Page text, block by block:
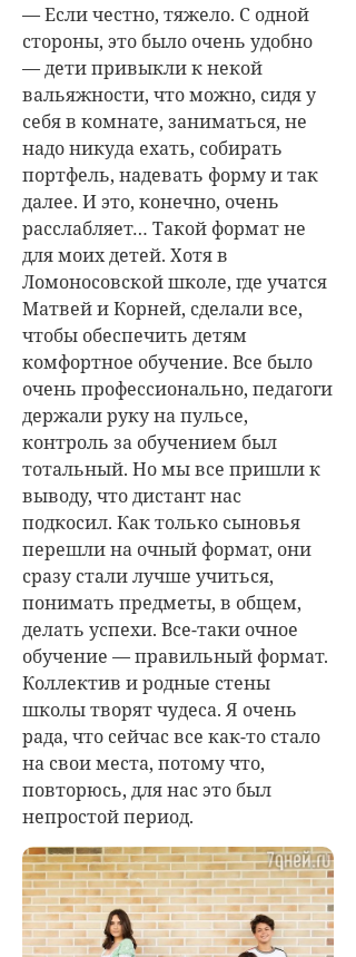
— Если честно, тяжело. С одной
стороны, это было очень удобно
— дети привыкли к некой
вальяжности, что можно, сидя у
себя в комнате, заниматься, не
надо никуда ехать, собирать
портфель, надевать форму и так
далее. И это, конечно, очень
расслабляет… Такой формат не
для моих детей. Хотя в
Ломоносовской школе, где учатся
Матвей и Корней, сделали все,
чтобы обеспечить детям
комфортное обучение. Все было
очень профессионально, педагоги
держали руку на пульсе,
контроль за обучением был
тотальный. Но мы все пришли к
выводу, что дистант нас
подкосил. Как только сыновья
перешли на очный формат, они
сразу стали лучше учиться,
понимать предметы, в общем,
делать успехи. Все-таки очное
обучение — правильный формат.
Коллектив и родные стены
школы творят чудеса. Я очень
рада, что сейчас все как-то стало
на свои места, потому что,
повторюсь, для нас это был
непростой период.